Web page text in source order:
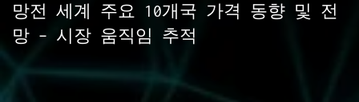
망전 세계 주요 10개국 가격 동향 및 전
망 – 시장 움직임 추적